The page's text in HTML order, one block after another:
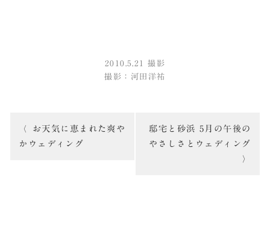
2010.5.21 撮影
撮影： 河田洋祐
稿
お天気に恵まれた爽や
かウェディング
邸宅と砂浜 5月の午後の
やさしさとウェディング